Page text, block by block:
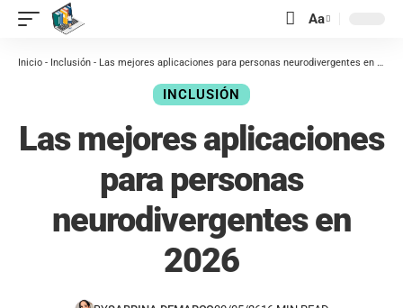
contenido Aa
Inicio - Inclusión - Las mejores aplicaciones para personas neurodivergentes en 2026
INCLUSIÓN
Las mejores aplicaciones
para personas
neurodivergentes en
2026